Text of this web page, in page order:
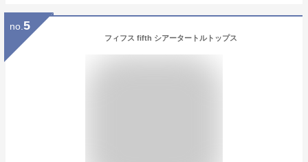
no. 5
フィフス fifth シアータートルトップス